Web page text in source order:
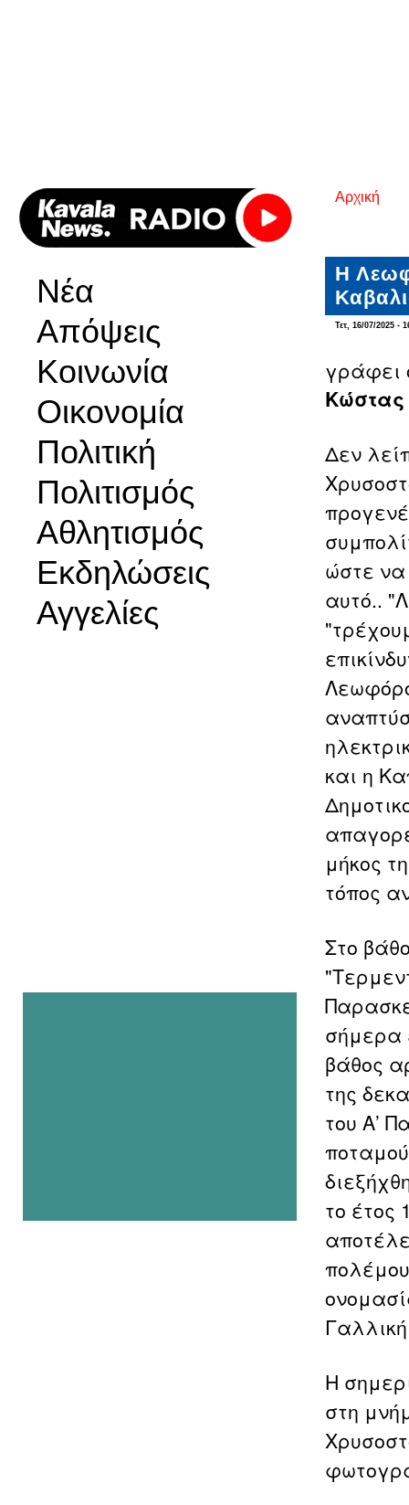
Νέα
Απόψεις
Κοινωνία
Οικονομία
Πολιτική
Πολιτισμός
Αθλητισμός
Εκδηλώσεις
Αγγελίες
Είστε
Αρχική
Η
Τετ, 16/07/2025 -
γράφει
Δεν
ώστε
αυτό..
και η
μήκος
τόπος
Στο
σήμερα
βάθος
της
του Α’
το έτος
Η
στη